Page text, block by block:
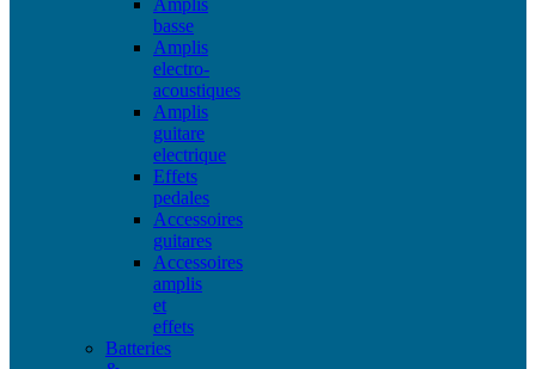
basse
Amplis
electro-
acoustiques
Amplis
guitare
electrique
Effets
pedales
Accessoires
guitares
Accessoires
amplis
et
effets
Batteries